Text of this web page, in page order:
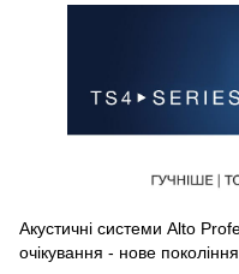
Акустичні системи Alto
очікування - нове